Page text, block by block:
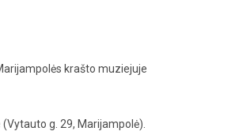
krašto muziejuje
g. 29, Marijampolė).